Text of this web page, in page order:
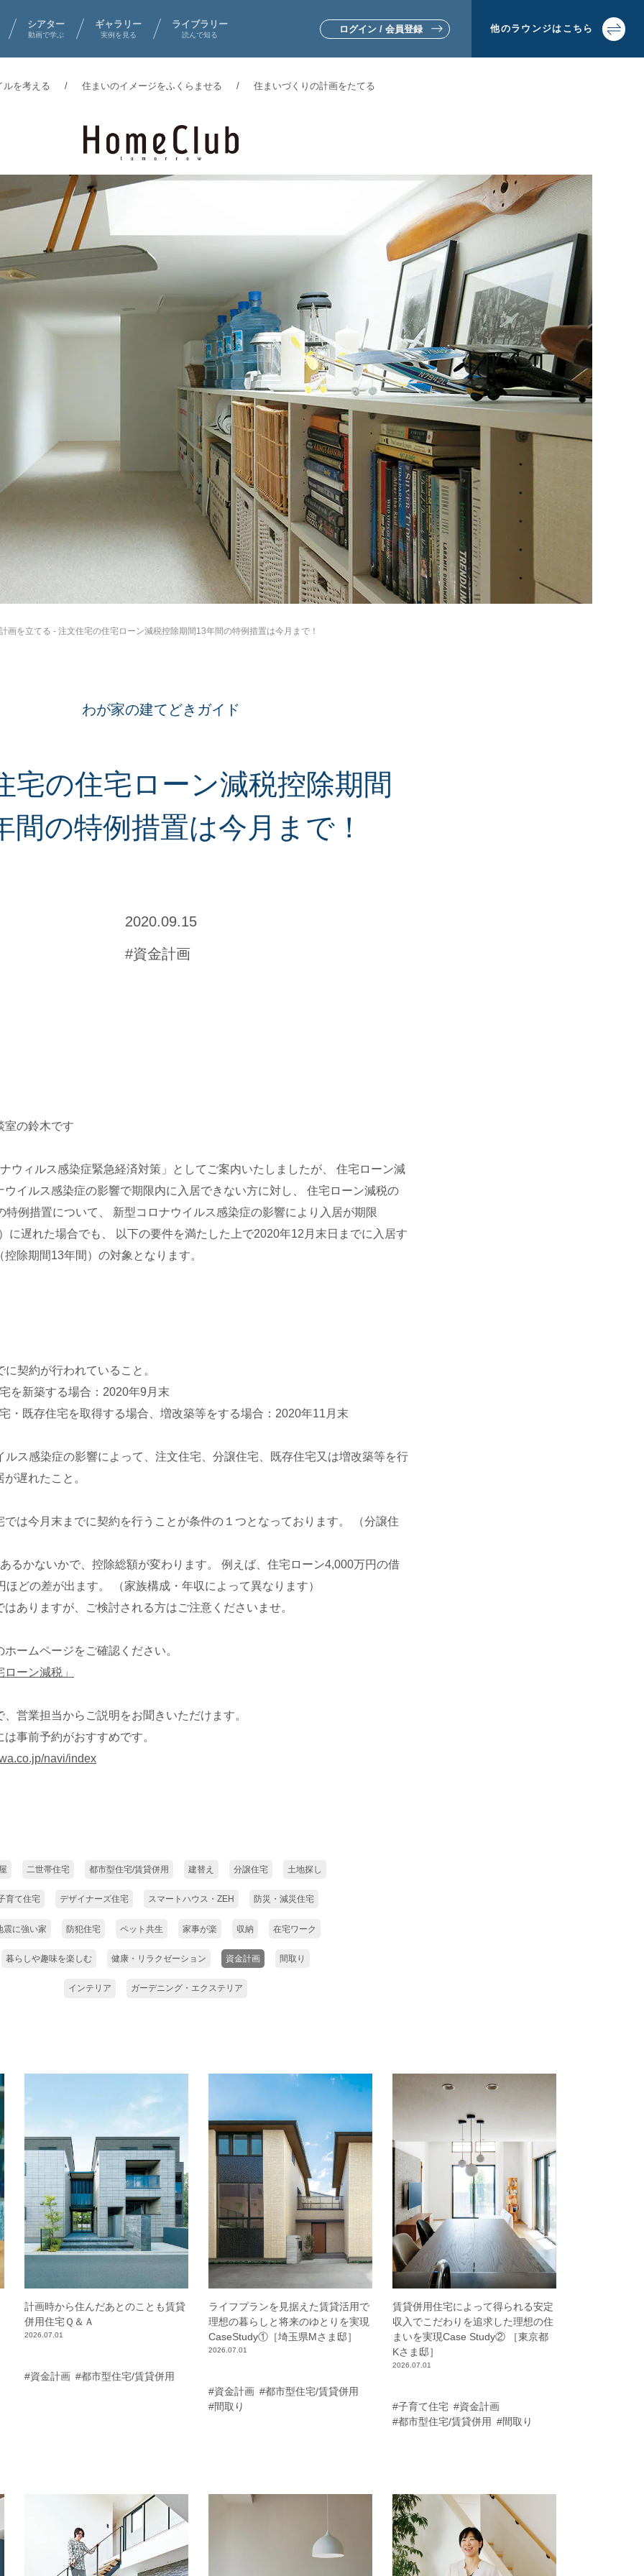
シアター
動画で学ぶ
ギャラリー
実例を見る
ライブラリー
読んで知る
ログイン / 会員登録 他のラウンジは こちら
▼土地活用・賃貸経営をお考えの方
ルを考える 住まいのイメージをふくらませる 住まいづくりの計画をたてる
画を立てる - 注文住宅の住宅ローン減税控除期間13年間の特例措置は今月まで！
わが家の建てどきガイド
宅の住宅ローン減税控除期間
間の特例措置は今月まで！
2020.09.15
#資金計画
室の鈴木です
ウィルス感染症緊急経済対策」としてご案内いたしましたが、 住宅ローン減
ウイルス感染症の影響で期限内に入居できない方に対し、 住宅ローン減税の
特例措置について、 新型コロナウイルス感染症の影響により入居が期限
に遅れた場合でも、 以下の要件を満たした上で2020年12月末日までに入居す
除期間13年間）の対象となります。
契約が行われていること。
築する場合：2020年9月末
存住宅を取得する場合、増改築等をする場合：2020年11月末
ルス感染症の影響によって、注文住宅、分譲住宅、既存住宅又は増改築等を行
遅れたこと。
では今月末までに契約を行うことが条件の１つとなっております。 （分譲住
るかないかで、控除総額が変わります。 例えば、住宅ローン4,000万円の借
ほどの差が出ます。 （家族構成・年収によって異なります）
ありますが、ご検討される方はご注意くださいませ。
ームページをご確認ください。
ーン減税」
営業担当からご説明をお聞きいただけます。
事前予約がおすすめです。
navi/index
二世帯住宅 都市型住宅/賃貸併用 建替え 分譲住宅 土地探し
育て住宅 デザイナーズ住宅 スマートハウス・ZEH 防災・減災住宅
震に強い家 防犯住宅 ペット共生 家事が楽 収納 在宅ワーク
暮らしや趣味を楽しむ 健康・リラクゼーション 資金計画 間取り
インテリア ガーデニング・エクステリア
計画時から住んだあとのことも賃貸
併用住宅Ｑ＆Ａ
2026.07.01
#資金計画 #都市型住宅/賃貸併用
ライフプランを見据えた賃貸活用で
理想の暮らしと将来のゆとりを実現
CaseStudy①［埼玉県Mさま邸］
2026.07.01
#資金計画 #都市型住宅/賃貸併用
#間取り
賃貸併用住宅によって得られる安定
収入でこだわりを追求した理想の住
まいを実現Case Study② ［東京都
Kさま邸］
2026.07.01
#子育て住宅 #資金計画
#都市型住宅/賃貸併用 #間取り